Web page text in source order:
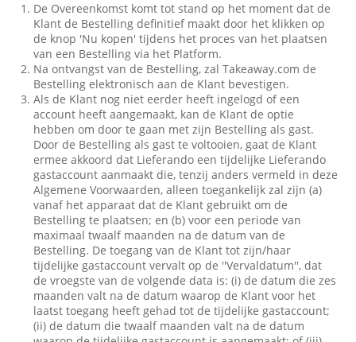
De Overeenkomst komt tot stand op het moment dat de
Klant de Bestelling definitief maakt door het klikken op
de knop 'Nu kopen' tijdens het proces van het plaatsen
van een Bestelling via het Platform.
Na ontvangst van de Bestelling, zal Takeaway.com de
Bestelling elektronisch aan de Klant bevestigen.
Als de Klant nog niet eerder heeft ingelogd of een
account heeft aangemaakt, kan de Klant de optie
hebben om door te gaan met zijn Bestelling als gast.
Door de Bestelling als gast te voltooien, gaat de Klant
ermee akkoord dat Lieferando een tijdelijke Lieferando
gastaccount aanmaakt die, tenzij anders vermeld in deze
Algemene Voorwaarden, alleen toegankelijk zal zijn (a)
vanaf het apparaat dat de Klant gebruikt om de
Bestelling te plaatsen; en (b) voor een periode van
maximaal twaalf maanden na de datum van de
Bestelling. De toegang van de Klant tot zijn/haar
tijdelijke gastaccount vervalt op de ''Vervaldatum'', dat
de vroegste van de volgende data is: (i) de datum die zes
maanden valt na de datum waarop de Klant voor het
laatst toegang heeft gehad tot de tijdelijke gastaccount;
(ii) de datum die twaalf maanden valt na de datum